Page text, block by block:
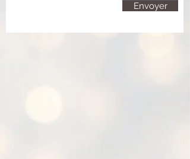
Envoyer